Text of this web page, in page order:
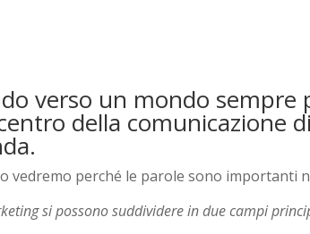
verso un mondo sempre
della comunicazione
vedremo perché le parole sono importanti
si possono suddividere in due campi